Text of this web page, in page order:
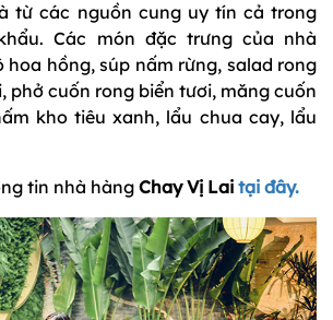
từ các nguồn cung uy tín cả trong
Các món đặc trưng của nhà
hoa hồng, súp nấm rừng, salad rong
phở cuốn rong biển tươi, măng cuốn
kho tiêu xanh, lẩu chua cay, lẩu
tin nhà hàng Chay Vị Lai tại đây.